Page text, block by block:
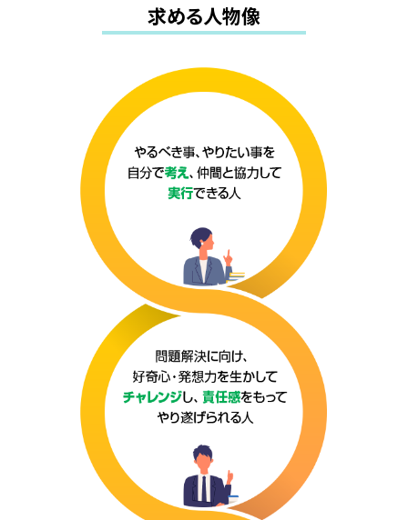
求める人物像